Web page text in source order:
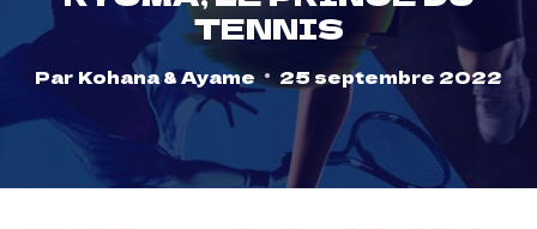
TENNIS
Par Kohana & Ayame 25 septembre 2022